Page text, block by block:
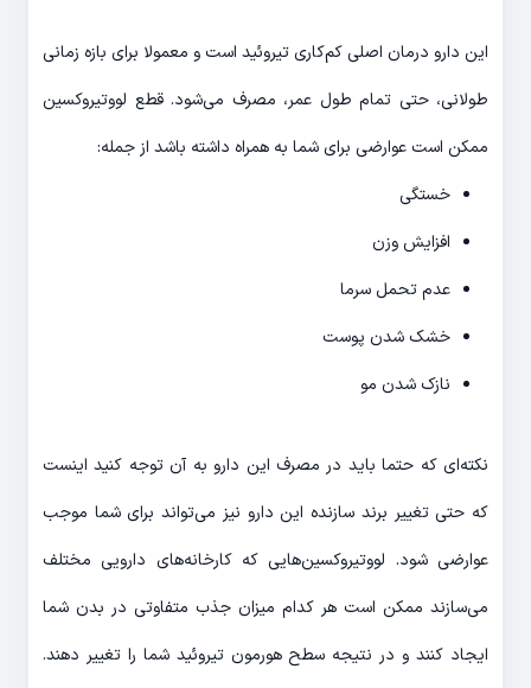
این دارو درمان اصلی کم‌کاری تیروئید است و معمولا برای بازه زمانی
طولانی، حتی تمام طول عمر، مصرف می‌شود. قطع لووتیروکسین
ممکن است عوارضی برای شما به همراه داشته باشد از جمله:
خستگی
افزایش وزن
عدم تحمل سرما
خشک شدن پوست
نازک شدن مو
نکته‌ای که حتما باید در مصرف این دارو به آن توجه کنید اینست
که حتی تغییر برند سازنده این دارو نیز می‌تواند برای شما موجب
عوارضی شود. لووتیروکسین‌هایی که کارخانه‌های دارویی مختلف
می‌سازند ممکن است هر کدام میزان جذب متفاوتی در بدن شما
ایجاد کنند و در نتیجه سطح هورمون تیروئید شما را تغییر دهند.